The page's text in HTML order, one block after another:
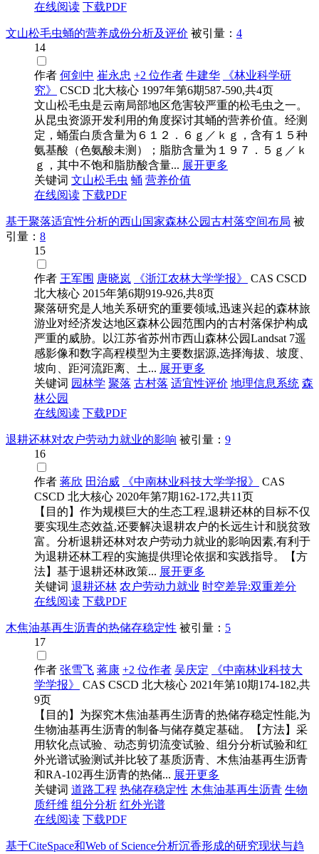
在线阅读 下载PDF
文山松毛虫蛹的营养成份分析及评价 被引量： 4
14
作者 何剑中 崔永忠 +2 位作者 牛建华
《林业科学研
究》
CSCD 北大核心 1997年第6期587-590,共4页
文山松毛虫是云南局部地区危害较严重的松毛虫之一。
从昆虫资源开发利用的角度探讨其蛹的营养价值。经测
定，蛹蛋白质含量为６１２．６ｇ／ｋｇ，含有１５种
氨基酸（色氨酸未测）；脂肪含量为１９７．５ｇ／ｋ
ｇ，其中不饱和脂肪酸含量... 展开更多
关键词 文山松毛虫 蛹 营养价值
在线阅读 下载PDF
基于聚落适宜性分析的西山国家森林公园古村落空间布局 被
引量： 8
15
作者 王军围 唐晓岚 《浙江农林大学学报》 CAS CSCD
北大核心 2015年第6期919-926,共8页
聚落研究是人地关系研究的重要领域,迅速兴起的森林旅
游业对经济发达地区森林公园范围内的古村落保护构成
严重的威胁。以江苏省苏州市西山森林公园Landsat 7遥
感影像和数字高程模型为主要数据源,选择海拔、坡度、
坡向、距河流距离、土... 展开更多
关键词 园林学 聚落 古村落 适宜性评价 地理信息系统 森
林公园
在线阅读 下载PDF
退耕还林对农户劳动力就业的影响 被引量： 9
16
作者 蒋欣 田治威 《中南林业科技大学学报》
CAS
CSCD 北大核心 2020年第7期162-172,共11页
【目的】作为规模巨大的生态工程,退耕还林的目标不仅
要实现生态效益,还要解决退耕农户的长远生计和脱贫致
富。分析退耕还林对农户劳动力就业的影响因素,有利于
为退耕还林工程的实施提供理论依据和实践指导。【方
法】基于退耕还林政策... 展开更多
关键词 退耕还林 农户劳动力就业 时空差异:双重差分
在线阅读 下载PDF
木焦油基再生沥青的热储存稳定性 被引量： 5
17
作者 张雪飞 蒋康 +2 位作者 吴庆定
《中南林业科技大
学学报》
CAS CSCD 北大核心 2021年第10期174-182,共
9页
【目的】为探究木焦油基再生沥青的热储存稳定性能,为
生物油基再生沥青的制备与储存奠定基础。【方法】采
用软化点试验、动态剪切流变试验、组分分析试验和红
外光谱试验测试并比较了基质沥青、木焦油基再生沥青
和RA-102再生沥青的热储... 展开更多
关键词 道路工程 热储存稳定性 木焦油基再生沥青 生物
质纤维 组分分析 红外光谱
在线阅读 下载PDF
基于CiteSpace和Web of Science分析沉香形成的研究现状与趋